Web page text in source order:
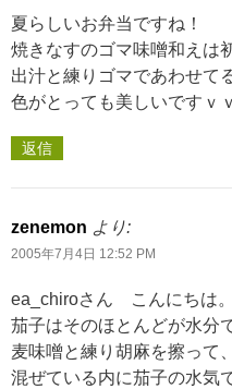
夏らしいお弁当ですね！
焼きなすのゴマ味噌和えは
出汁と練りゴマであわせて
色がとっても美しいですｖｖ
返信
zenemon より:
2005年7月4日 12:52 PM
ea_chiroさん こんにちは。
茄子はそのほとんどが水分
麦味噌と練り胡麻を擦って
混ぜている内に茄子の水気